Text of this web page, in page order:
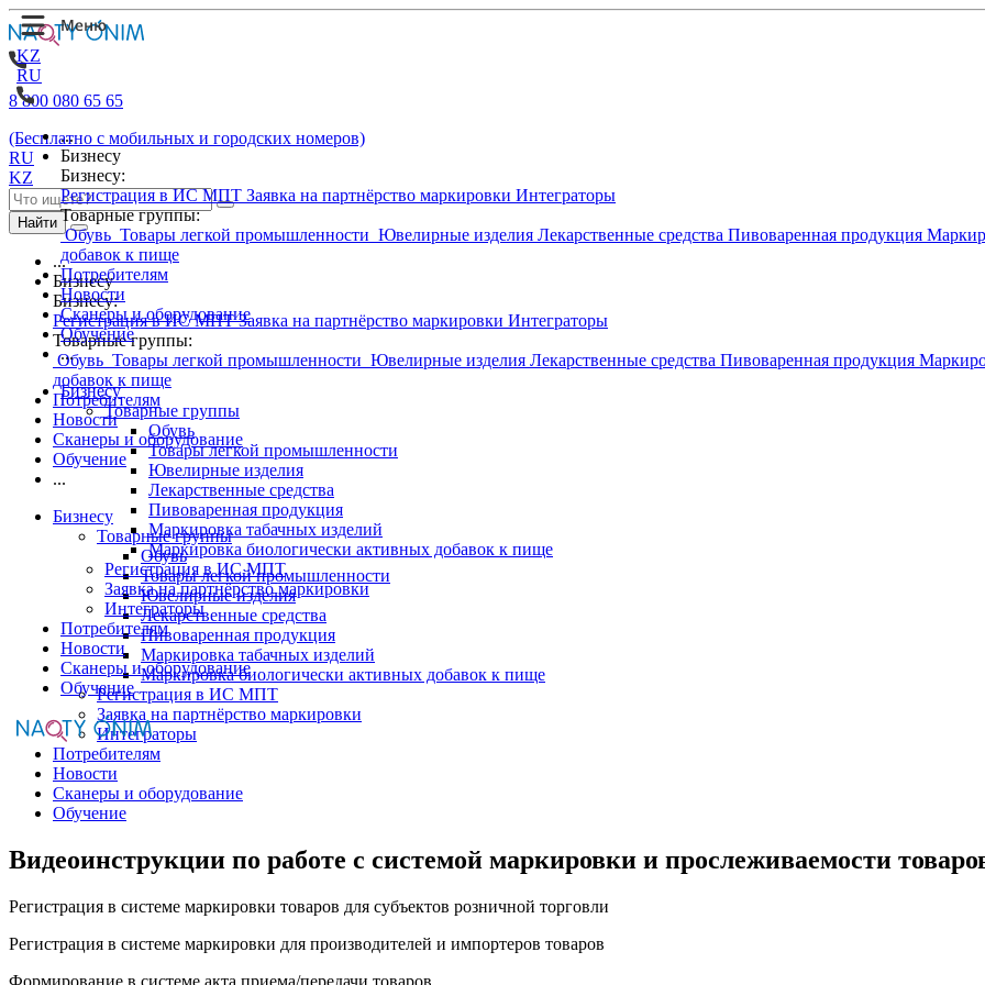
KZ
RU
...
Бизнесу
Бизнесу:
Регистрация в ИС МПТ Заявка на партнёрство маркировки Интеграторы
Товарные группы:
Обувь Товары легкой промышленности Ювелирные изделия Лекарственные средства Пивоваренная продукция
добавок к пище
Потребителям
Новости
Сканеры и оборудование
Обучение
...
Бизнесу
Товарные группы
Обувь
Товары легкой промышленности
Ювелирные изделия
Лекарственные средства
Пивоваренная продукция
Маркировка табачных изделий
Маркировка биологически активных добавок к пище
Регистрация в ИС МПТ
Заявка на партнёрство маркировки
Интеграторы
Потребителям
Новости
Сканеры и оборудование
Обучение
8 800 080 65 65
(Бесплатно с мобильных и городских номеров)
RU
KZ
Найти
...
Бизнесу
Бизнесу:
Регистрация в ИС МПТЗаявка на партнёрство маркировки Интеграторы
Товарные группы:
Обувь Товары легкой промышленности Ювелирные изделия Лекарственные средства Пивоваренная продукция
добавок к пище
Потребителям
Новости
Сканеры и оборудование
Обучение
...
Бизнесу
Товарные группы
Обувь
Товары легкой промышленности
Ювелирные изделия
Лекарственные средства
Пивоваренная продукция
Маркировка табачных изделий
Маркировка биологически активных добавок к пище
Регистрация в ИС МПТ
Заявка на партнёрство маркировки
Интеграторы
Потребителям
Новости
Сканеры и оборудование
Обучение
Видеоинструкции по работе с системой маркировки и прослеживаемости
Регистрация в системе маркировки товаров для субъектов розничной торговли
Регистрация в системе маркировки для производителей и импортеров товаров
Формирование в системе акта приема/передачи товаров